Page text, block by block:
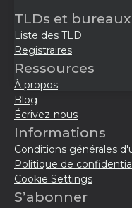
TLDs et
Liste des TLD
Registraires
Ressources
À propos
Blog
Écrivez-nous
Informations
Conditions générales
Politique de
Cookie Settings
S’abonner